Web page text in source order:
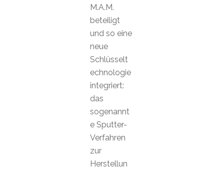
M.A.M.
beteiligt
und so eine
neue
Schlüsselt
echnologie
integriert:
das
sogenannt
e Sputter-
Verfahren
zur
Herstellun